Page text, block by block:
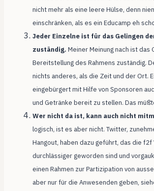
nicht mehr als eine leere Hülse, denn
einschränken, als es ein Educamp eh
Jeder Einzelne ist für das Gelingen
zuständig. Meiner Meinung nach ist das
Bereitstellung des Rahmens zuständig.
nichts anderes, als die Zeit und der Ort.
eingebürgert mit Hilfe von Sponsoren
und Getränke bereit zu stellen. Das
Wer nicht da ist, kann auch nicht
logisch, ist es aber nicht. Twitter,
Hangout, haben dazu geführt, das die f2f
durchlässiger geworden sind und
einen Rahmen zur Partizipation von
aber nur für die Anwesenden geben,